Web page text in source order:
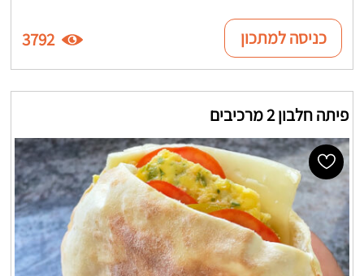
כניסה למתכון 3792
פיתה חלבון 2 מרכיבים